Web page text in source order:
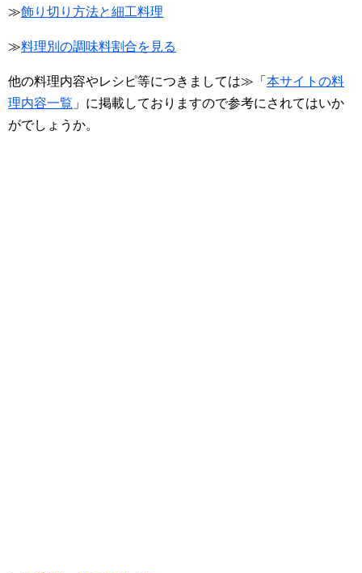
≫飾り切り方法と細工料理
≫料理別の調味料割合を見る
他の料理内容やレシピ等につきましては≫「 本サイトの料
理内容一覧 」に掲載しておりますので参考にされてはいか
がでしょうか。